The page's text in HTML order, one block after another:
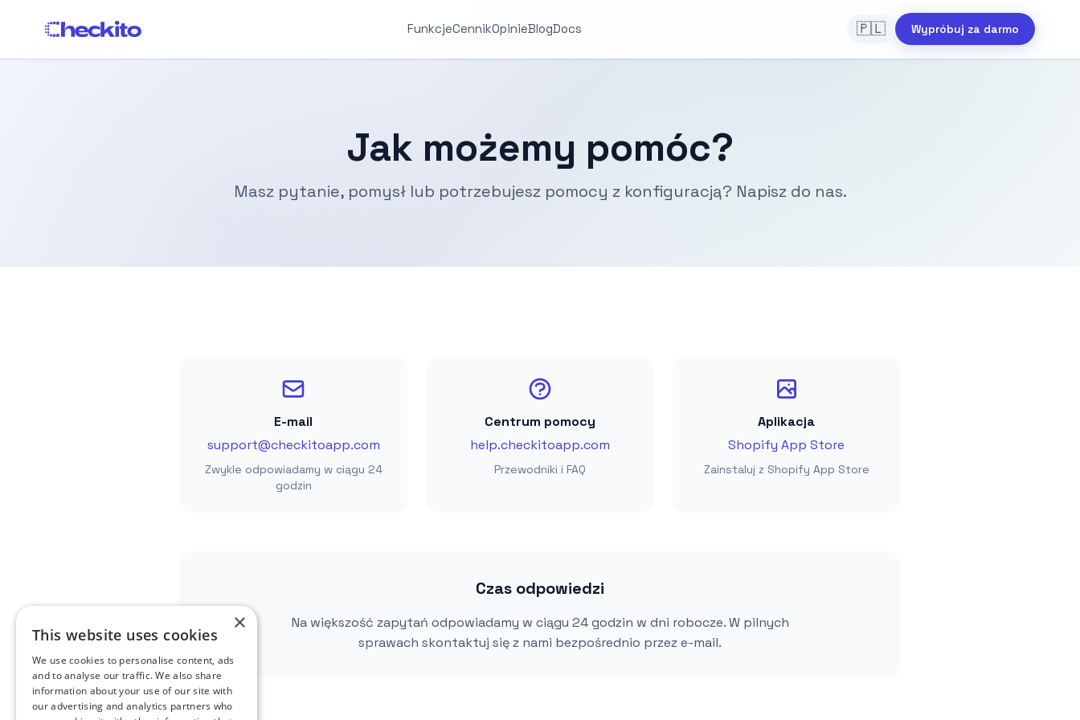
FunkcjeCennikOpinieBlogDocs 🇵🇱 Wypróbuj za darmo
Jak możemy pomóc?
Masz pytanie, pomysł lub potrzebujesz pomocy z konfiguracją? Napisz do nas.
E-mail
support@checkitoapp.com
Zwykle odpowiadamy w ciągu 24
godzin
Centrum pomocy
help.checkitoapp.com
Przewodniki i FAQ
Aplikacja
Shopify App Store
Zainstaluj z Shopify App Store
Czas odpowiedzi
Na większość zapytań odpowiadamy w ciągu 24 godzin w dni robocze. W pilnych
sprawach skontaktuj się z nami bezpośrednio przez e-mail.
×
This website uses cookies
We use cookies to personalise content, ads
and to analyse our traffic. We also share
information about your use of our site with
our advertising and analytics partners who